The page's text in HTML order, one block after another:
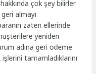
çok şey bilirler
almayı
zaten ellerinde
yeniden
adına geri ödeme
tamamladıklarını